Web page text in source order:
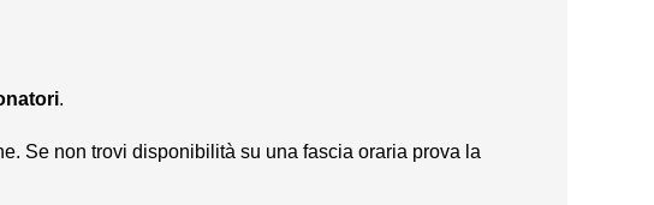
.
Se non trovi disponibilità su una fascia oraria prova la